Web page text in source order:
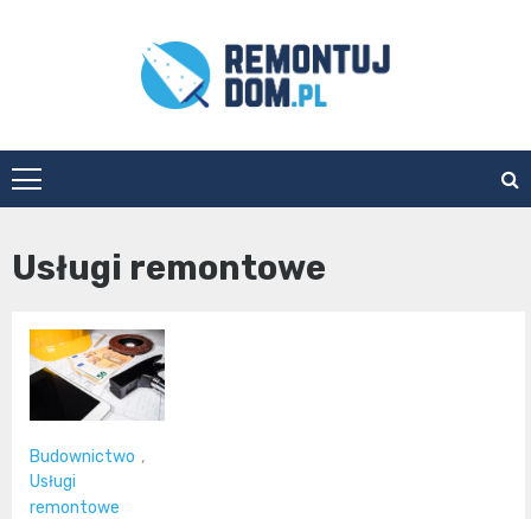
Remontuj
Dom
Usługi remontowe
Budownictwo ,
Usługi
remontowe